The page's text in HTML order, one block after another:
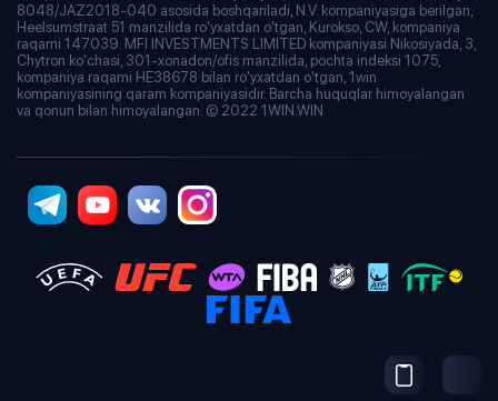
8048/JAZ2018-040 asosida boshqariladi, N.V. kompaniyasiga berilgan,
Heelsumstraat 51 manzilida ro'yxatdan o'tgan, Kurokso, CW, kompaniya
raqami 147039. MFI INVESTMENTS LIMITED kompaniyasi Nikosiyada, 3,
Chytron ko'chasi, 301-xonadon/ofis manzilida, pochta indeksi 1075,
kompaniya raqami HE38678 bilan ro'yxatdan o'tgan, 1win
kompaniyasining qaram kompaniyasidir. Barcha huquqlar himoyalangan
va qonun bilan himoyalangan. © 2022 1WIN.WIN